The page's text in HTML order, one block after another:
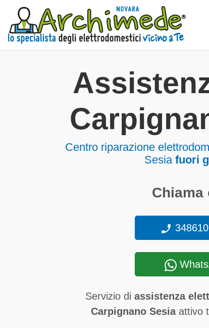
Centro riparazione
Sesia fuori
Chiama
Servizio di assistenza
Carpignano Sesiaattivo